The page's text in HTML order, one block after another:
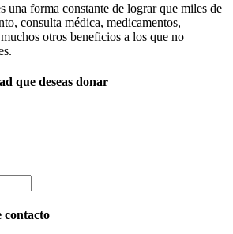
una forma constante de lograr que miles de
consulta médica, medicamentos,
otros beneficios a los que no
que deseas donar
contacto